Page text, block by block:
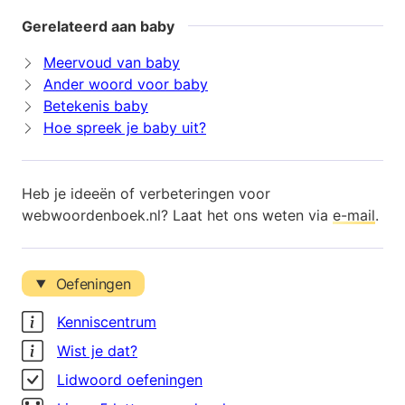
Gerelateerd aan baby
Meervoud van baby
Ander woord voor baby
Betekenis baby
Hoe spreek je baby uit?
Heb je ideeën of verbeteringen voor
webwoordenboek.nl? Laat het ons weten via e-mail.
Oefeningen
Kenniscentrum
Wist je dat?
Lidwoord oefeningen